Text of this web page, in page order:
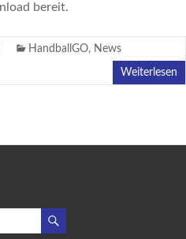
bereit.
HandballGO, News
Weiterlesen